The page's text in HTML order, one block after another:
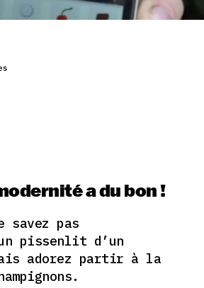
a du bon !
savez pas
pissenlit d’un
adorez partir à la